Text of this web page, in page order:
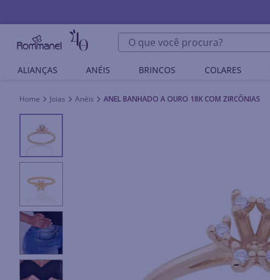
O que você procura?
ALIANÇAS ANÉIS BRINCOS COLARES
Joias Anéis ANEL BANHADO A OURO 18K COM ZIRCÔNIAS